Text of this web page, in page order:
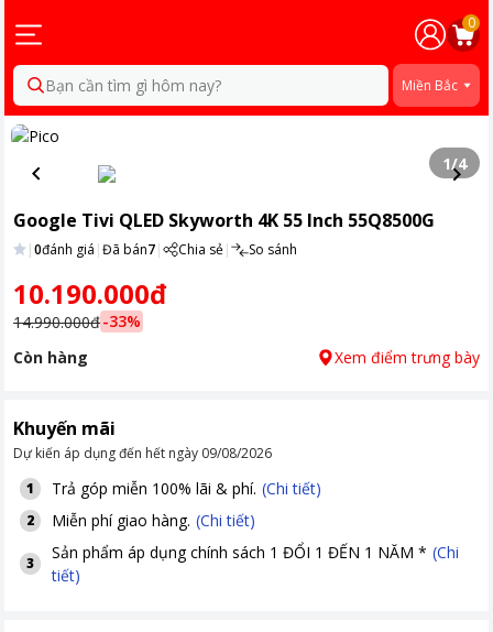
0
Bạn cần tìm gì hôm nay? Miền Bắc
1/4
Google Tivi QLED Skyworth 4K 55 Inch 55Q8500G
|0đánh giá |Đã bán7| Chia sẻ| So sánh
10.190.000đ
14.990.000đ-33%
Còn hàng
Xem điểm trưng bày
Khuyến mãi
Dự kiến áp dụng đến hết ngày 09/08/2026
1
Trả góp miễn 100% lãi & phí. (Chi tiết)
2 Miễn phí giao hàng. (Chi tiết)
3
Sản phẩm áp dụng chính sách 1 ĐỔI 1 ĐẾN 1 NĂM * (Chi
tiết)